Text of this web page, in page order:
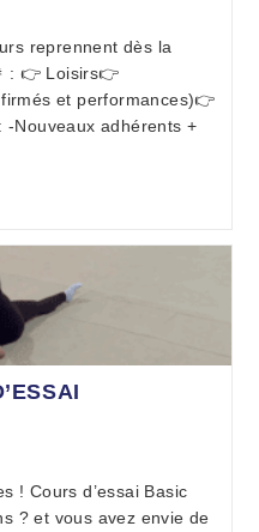
reprennent dès la
: 👉 Loisirs👉
et performances)👉
-Nouveaux adhérents +
! Cours d’essai Basic
? et vous avez envie de